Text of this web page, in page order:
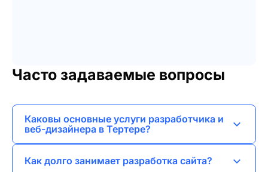
Часто задаваемые вопросы
Каковы основные услуги разработчика и
веб-дизайнера в Тертере?
созданию лендингов, корпоративных сайтов,
Как долго занимает разработка сайта?